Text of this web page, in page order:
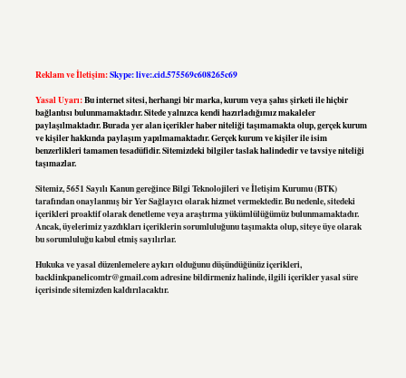
Reklam ve İletişim:Skype: live:.cid.575569c608265c69
Yasal Uyarı:Bu internet sitesi, herhangi bir marka, kurum veya şahıs şirketi ile hiçbir
bağlantısı bulunmamaktadır. Sitede yalnızca kendi hazırladığımız makaleler
paylaşılmaktadır. Burada yer alan içerikler haber niteliği taşımamakta olup, gerçek kurum
ve kişiler hakkında paylaşım yapılmamaktadır. Gerçek kurum ve kişiler ile isim
benzerlikleri tamamen tesadüfidir. Sitemizdeki bilgiler taslak halindedir ve tavsiye niteliği
taşımazlar.
Sitemiz, 5651 Sayılı Kanun gereğince Bilgi Teknolojileri ve İletişim Kurumu (BTK)
tarafından onaylanmış bir Yer Sağlayıcı olarak hizmet vermektedir. Bu nedenle, sitedeki
içerikleri proaktif olarak denetleme veya araştırma yükümlülüğümüz bulunmamaktadır.
Ancak, üyelerimiz yazdıkları içeriklerin sorumluluğunu taşımakta olup, siteye üye olarak
bu sorumluluğu kabul etmiş sayılırlar.
Hukuka ve yasal düzenlemelere aykırı olduğunu düşündüğünüz içerikleri,
backlinkpanelicomtr@gmail.comadresine bildirmeniz halinde, ilgili içerikler yasal süre
içerisinde sitemizden kaldırılacaktır.